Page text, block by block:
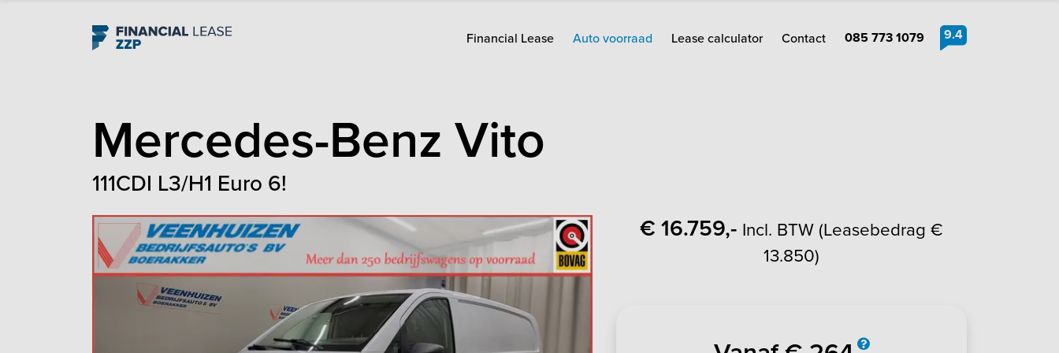
Navigation 9.4
Financial Lease Auto voorraad Lease calculator Contact 085 773 1079
Mercedes-BenzVito
111CDI L3/H1 Euro 6!
€ 16.759,- Incl. BTW (Leasebedrag €
13.850)